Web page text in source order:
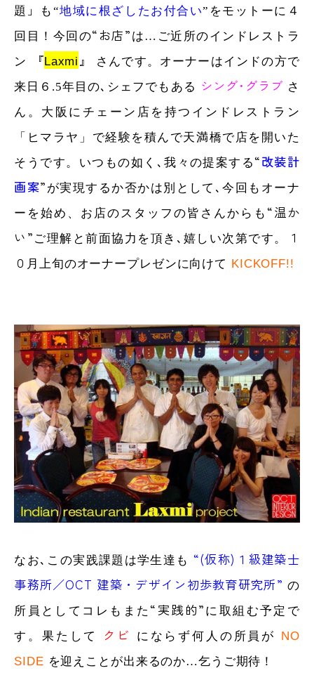
題 」 も “地域に根ざしたお付合い” をモットーに４
回目！今回の“お店” は…ご近所のインドレストラ
ン
『Laxmi 』 さんです。 オーナー はインドの方で
来日６.5年目の､ シェフ でもある シング･グラブ さ
ん。大阪に チェーン 店を持つ インドレストラン
「 ヒマラヤ 」で経験を積んで天満橋で店を開いた
そうです。いつもの如く､我々の提案する “改装計
画案” が実現するか否かは別として､今回も オーナ
ー を始め、お店のスタッフの皆さんからも “温か
い” ご理解と前面協力を頂き､嬉しい次第です。
１
０ 月上旬のオーナープレゼンに向けて KICKOFF!!
なお､この実践課題は学生達も “(仮称)１級建築士
事務所／OCT 建築・デザイン初歩教育研究所” の
所員として コレ もまた “実践的” に取組む予定で
す。果たして
クビ にならず何人の所員が
NO
SIDE を迎えことが出来るのか…乞うご期待！